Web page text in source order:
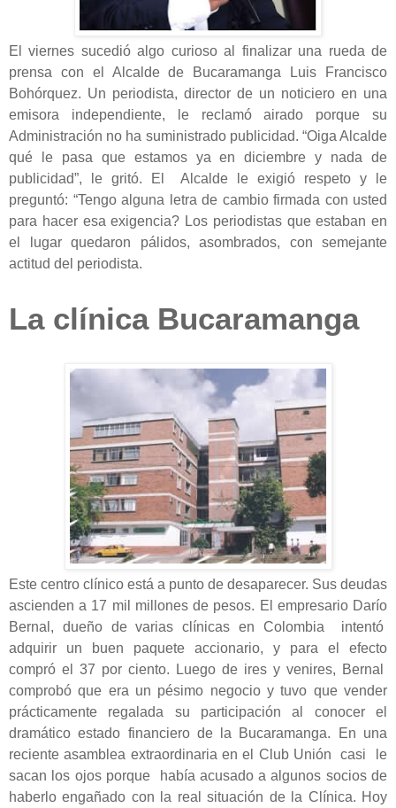
El viernes sucedió algo curioso al finalizar una rueda de
prensa con el Alcalde de Bucaramanga Luis Francisco
Bohórquez. Un periodista, director de un noticiero en una
emisora independiente, le reclamó airado porque su
Administración no ha suministrado publicidad. “Oiga Alcalde
qué le pasa que estamos ya en diciembre y nada de
publicidad”, le gritó. El Alcalde le exigió respeto y le
preguntó: “Tengo alguna letra de cambio firmada con usted
para hacer esa exigencia? Los periodistas que estaban en
el lugar quedaron pálidos, asombrados, con semejante
actitud del periodista.
La clínica Bucaramanga
Este centro clínico está a punto de desaparecer. Sus deudas
ascienden a 17 mil millones de pesos. El empresario Darío
Bernal, dueño de varias clínicas en Colombia intentó
adquirir un buen paquete accionario, y para el efecto
compró el 37 por ciento. Luego de ires y venires, Bernal
comprobó que era un pésimo negocio y tuvo que vender
prácticamente regalada su participación al conocer el
dramático estado financiero de la Bucaramanga. En una
reciente asamblea extraordinaria en el Club Unión casi le
sacan los ojos porque había acusado a algunos socios de
haberlo engañado con la real situación de la Clínica. Hoy